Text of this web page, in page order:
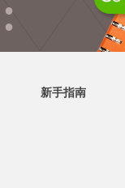
●
●
新手指南